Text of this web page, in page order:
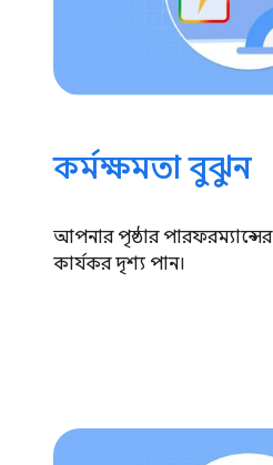
কর্মক্ষমতা বুঝুন
আপনার পৃষ্ঠার
কার্যকর দৃশ্য পান।